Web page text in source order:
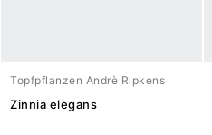
Topfpflanzen Andrè Ripkens
Zinnia elegans